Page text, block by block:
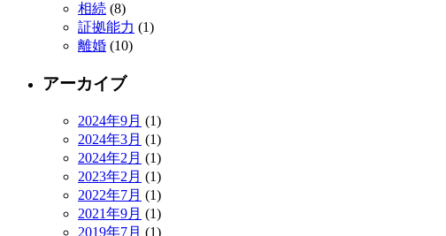
相続 (8)
証拠能力 (1)
離婚 (10)
アーカイブ
2024年9月 (1)
2024年3月 (1)
2024年2月 (1)
2023年2月 (1)
2022年7月 (1)
2021年9月 (1)
2019年7月 (1)